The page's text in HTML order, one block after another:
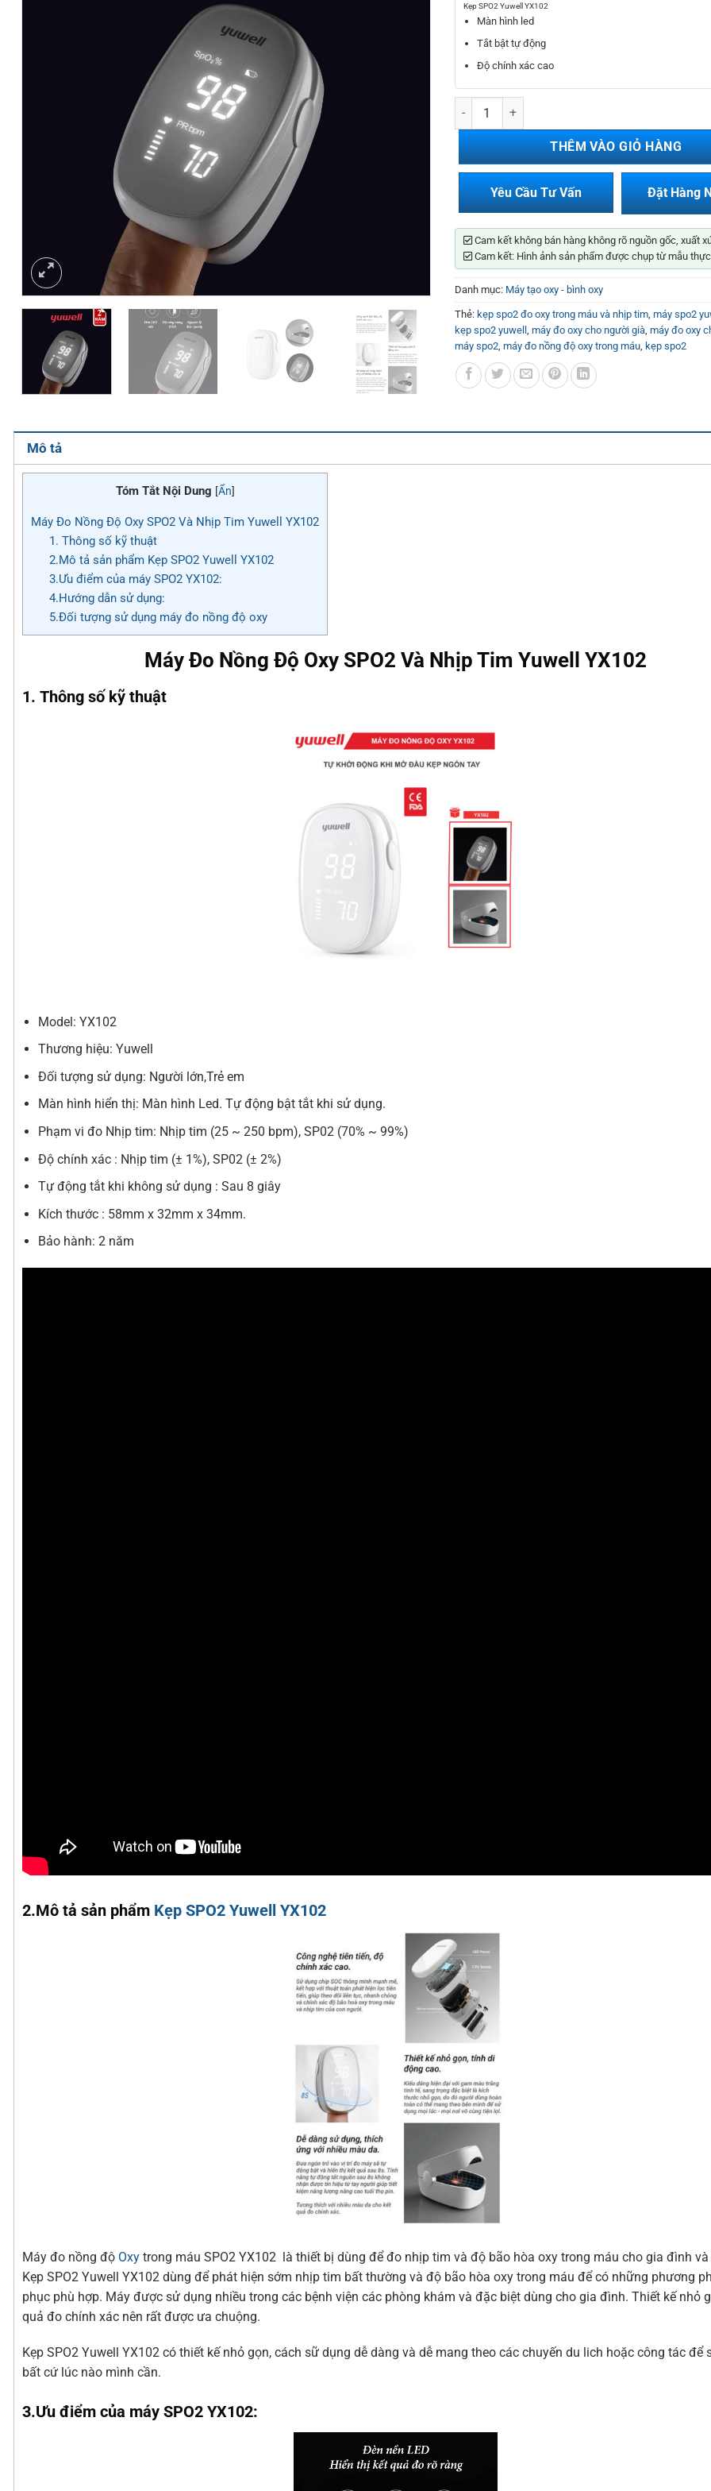
800.000₫.
là:
650.000₫.
Kẹp SPO2 Yuwell YX102
Màn hình led
Tắt bật tự động
Độ chính xác cao
Kẹp SPO2 Yuwell YX102 số lượng
THÊM VÀO GIỎ HÀNG
Yêu Cầu Tư Vấn Đặt Hàng
Cam kết không bán hàng không rõ nguồn gốc, xuất
Cam kết: Hình ảnh sản phẩm được chụp từ mẫu
Danh mục: Máy tạo oxy - bình oxy
Thẻ: kẹp spo2 đo oxy trong máu và nhịp tim, máy spo2
kẹp spo2 yuwell, máy đo oxy cho người già, máy đo oxy
máy spo2, máy đo nồng độ oxy trong máu, kẹp spo2
Mô tả
Tóm Tắt Nội Dung [Ẩn]
Máy Đo Nồng Độ Oxy SPO2 Và Nhịp Tim Yuwell YX102
1. Thông số kỹ thuật
2.Mô tả sản phẩm Kẹp SPO2 Yuwell YX102
3.Ưu điểm của máy SPO2 YX102:
4.Hướng dẫn sử dụng:
5.Đối tượng sử dụng máy đo nồng độ oxy
Máy Đo Nồng Độ Oxy SPO2 Và Nhịp Tim Yuwell YX102
1. Thông số kỹ thuật
Model: YX102
Thương hiệu: Yuwell
Đối tượng sử dụng: Người lớn,Trẻ em
Màn hình hiển thị: Màn hình Led. Tự động bật tắt khi sử dụng.
Phạm vi đo Nhịp tim: Nhịp tim (25 ~ 250 bpm), SP02 (70% ~ 99%)
Độ chính xác : Nhịp tim (± 1%), SP02 (± 2%)
Tự động tắt khi không sử dụng : Sau 8 giây
Kích thước : 58mm x 32mm x 34mm.
Bảo hành: 2 năm
2.Mô tả sản phẩm Kẹp SPO2 Yuwell YX102
Máy đo nồng độ Oxy trong máu SPO2 YX102 là thiết bị dùng để đo nhịp tim và độ bão hòa oxy trong máu cho gia đình và
Kẹp SPO2 Yuwell YX102 dùng để phát hiện sớm nhịp tim bất thường và độ bão hòa oxy trong máu để có những phương
phục phù hợp. Máy được sử dụng nhiều trong các bệnh viện các phòng khám và đặc biệt dùng cho gia đình. Thiết kế nhỏ
quả đo chính xác nên rất được ưa chuộng.
Kẹp SPO2 Yuwell YX102 có thiết kế nhỏ gọn, cách sữ dụng dễ dàng và dễ mang theo các chuyến du lich hoặc công tác để
bất cứ lúc nào mình cần.
3.Ưu điểm của máy SPO2 YX102: